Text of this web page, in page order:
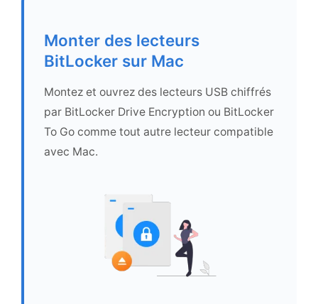
Monter des lecteurs
BitLocker sur Mac
Montez et ouvrez des lecteurs USB chiffrés
par BitLocker Drive Encryption ou BitLocker
To Go comme tout autre lecteur compatible
avec Mac.